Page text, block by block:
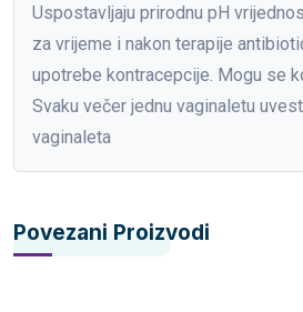
Uspostavljaju prirodnu pH
za vrijeme i nakon terapije
upotrebe kontracepcije. Mogu se
Svaku večer jednu vaginaletu
vaginaleta
Povezani Proizvodi